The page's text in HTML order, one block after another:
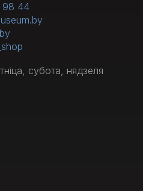
98 44
субота, нядзеля